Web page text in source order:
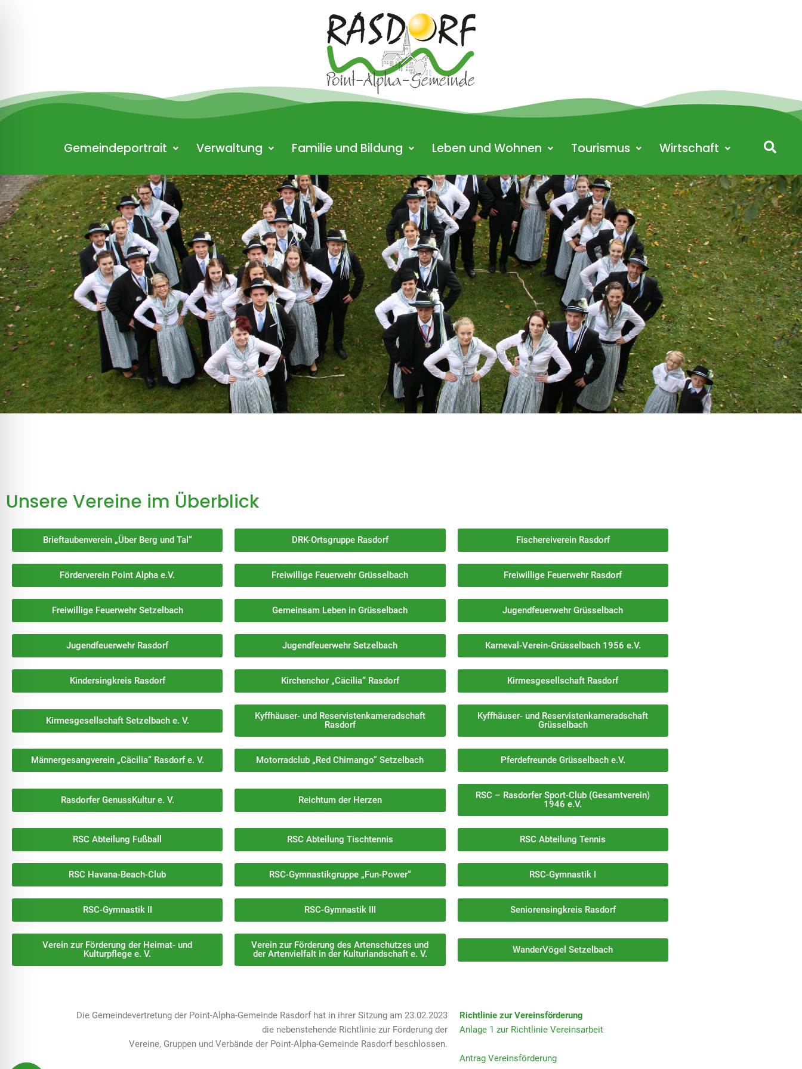
Gemeindeportrait Verwaltung Familie und Bildung Leben und Wohnen Tourismus Wirtschaft
Unsere Vereine im Überblick
Brieftaubenverein „Über Berg und Tal“ DRK-Ortsgruppe Rasdorf Fischereiverein Rasdorf
Förderverein Point Alpha e.V. Freiwillige Feuerwehr Grüsselbach Freiwillige Feuerwehr Rasdorf
Freiwillige Feuerwehr Setzelbach Gemeinsam Leben in Grüsselbach Jugendfeuerwehr Grüsselbach
Jugendfeuerwehr Rasdorf Jugendfeuerwehr Setzelbach Karneval-Verein-Grüsselbach 1956 e.V.
Kindersingkreis Rasdorf Kirchenchor „Cäcilia“ Rasdorf Kirmesgesellschaft Rasdorf
Kirmesgesellschaft Setzelbach e. V.
Kyffhäuser- und Reservistenkameradschaft
Rasdorf
Kyffhäuser- und Reservistenkameradschaft
Grüsselbach
Männergesangverein „Cäcilia“ Rasdorf e. V. Motorradclub „Red Chimango“ Setzelbach Pferdefreunde Grüsselbach e.V.
Rasdorfer GenussKultur e. V. Reichtum der Herzen
RSC – Rasdorfer Sport-Club (Gesamtverein)
1946 e.V.
RSC Abteilung Fußball RSC Abteilung Tischtennis RSC Abteilung Tennis
RSC Havana-Beach-Club RSC-Gymnastikgruppe „Fun-Power“ RSC-Gymnastik I
RSC-Gymnastik II RSC-Gymnastik III Seniorensingkreis Rasdorf
Verein zur Förderung der Heimat- und
Kulturpflege e. V.
Verein zur Förderung des Artenschutzes und
der Artenvielfalt in der Kulturlandschaft e. V.
WanderVögel Setzelbach
Die Gemeindevertretung der Point-Alpha-Gemeinde Rasdorf hat in ihrer Sitzung am 23.02.2023
die nebenstehende Richtlinie zur Förderung der
Vereine, Gruppen und Verbände der Point-Alpha-Gemeinde Rasdorf beschlossen.
Richtlinie zur Vereinsförderung
Anlage 1 zur Richtlinie Vereinsarbeit
Antrag Vereinsförderung